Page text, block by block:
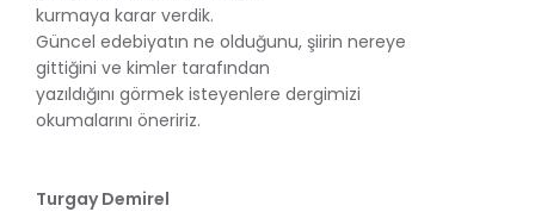
kurmaya karar verdik.
Güncel edebiyatın ne olduğunu, şiirin nereye
gittiğini ve kimler tarafından
yazıldığını görmek isteyenlere dergimizi
okumalarını öneririz.
Turgay Demirel